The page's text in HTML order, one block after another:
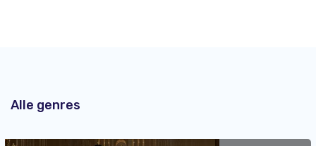
Alle genres